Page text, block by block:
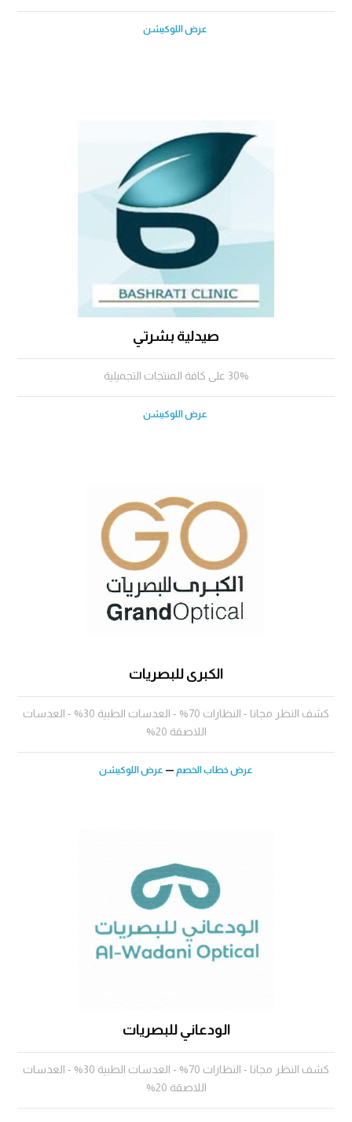
عرض اللوكيشن
صيدلية بشرتي
30% على كافة المنتجات التجميلية
عرض اللوكيشن
الكبرى للبصريات
كشف النظر مجانا - النظارات 70% - العدسات الطبية 30% - العدسات
اللاصقة 20%
عرض خطاب الخصم — عرض اللوكيشن
الودعاني للبصريات
كشف النظر مجانا - النظارات 70% - العدسات الطبية 30% - العدسات
اللاصقة 20%